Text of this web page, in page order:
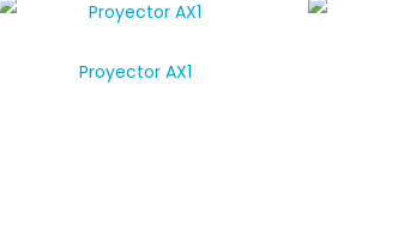
Proyector AX1